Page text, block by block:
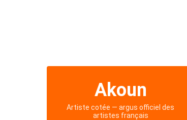
Akoun
Artiste cotée — argus officiel des
artistes français